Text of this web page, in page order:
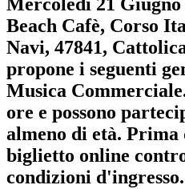
Mercoledì 21 Giugno
Beach Cafè, Corso
Navi, 47841,
propone i seguenti
Musica Commerciale
ore e possono
almeno di età. Prima
biglietto online
condizioni d'ingresso.